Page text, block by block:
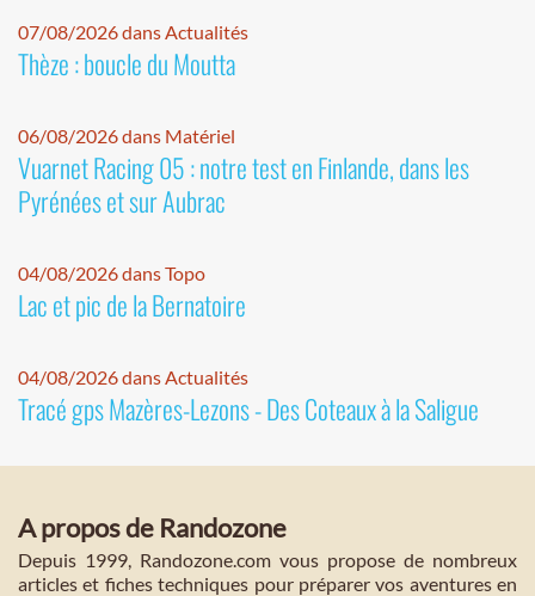
07/08/2026 dans Actualités
Thèze : boucle du Moutta
06/08/2026 dans Matériel
Vuarnet Racing 05 : notre test en Finlande, dans les
Pyrénées et sur Aubrac
04/08/2026 dans Topo
Lac et pic de la Bernatoire
04/08/2026 dans Actualités
Tracé gps Mazères-Lezons - Des Coteaux à la Saligue
A propos de Randozone
Depuis 1999, Randozone.com vous propose de nombreux
articles et fiches techniques pour préparer vos aventures en